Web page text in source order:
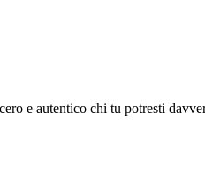
e autentico chi tu potresti